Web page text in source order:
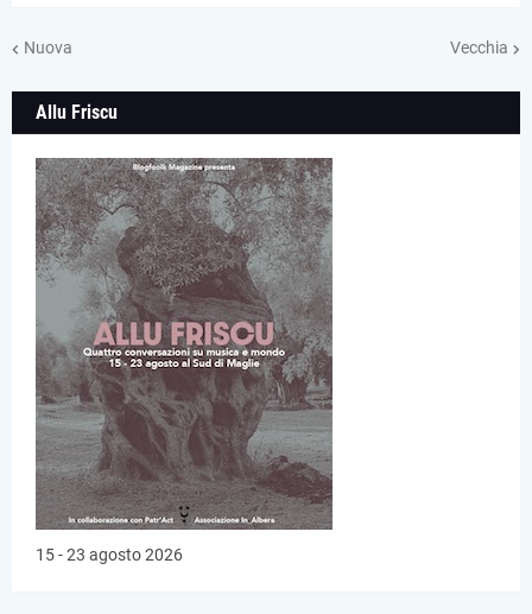
Nuova Vecchia
Allu Friscu
15 - 23 agosto 2026